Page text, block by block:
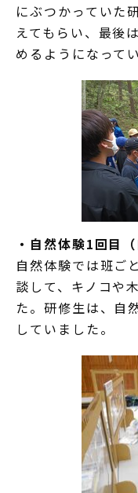
にぶつかっていた
えてもらい、最後
めるようになって
・自然体験1回目（
自然体験では班ご
談して、キノコや
た。研修生は、自
していました。